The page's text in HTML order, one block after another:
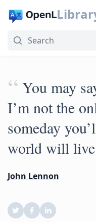
“ You may
I’m not the
someday
world will live
John Lennon